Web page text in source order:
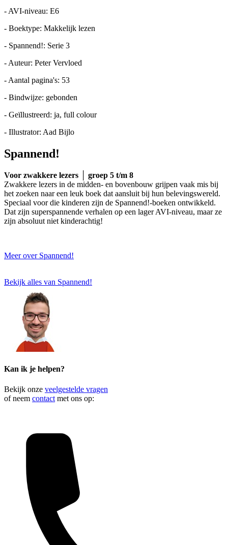
- AVI-niveau: E6
- Boektype: Makkelijk lezen
- Spannend!: Serie 3
- Auteur: Peter Vervloed
- Aantal pagina's: 53
- Bindwijze: gebonden
- Geïllustreerd: ja, full colour
- Illustrator: Aad Bijlo
Spannend!
Voor zwakkere lezers │ groep 5 t/m 8
Zwakkere lezers in de midden- en bovenbouw grijpen vaak mis bij
het zoeken naar een leuk boek dat aansluit bij hun belevingswereld.
Speciaal voor die kinderen zijn de Spannend!-boeken ontwikkeld.
Dat zijn superspannende verhalen op een lager AVI-niveau, maar ze
zijn absoluut niet kinderachtig!
Meer over Spannend!
Bekijk alles van Spannend!
Kan ik je helpen?
Bekijk onze veelgestelde vragen
of neem contact met ons op: